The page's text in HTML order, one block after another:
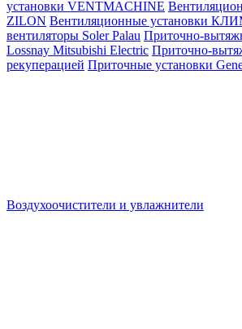
установки VENTMACHINE
ZILON Вентиляционные установки
вентиляторы Soler Palau Приточно-
Lossnay Mitsubishi Electric Приточно-
рекуперацией Приточные установки
Воздухоочистители и увлажнители